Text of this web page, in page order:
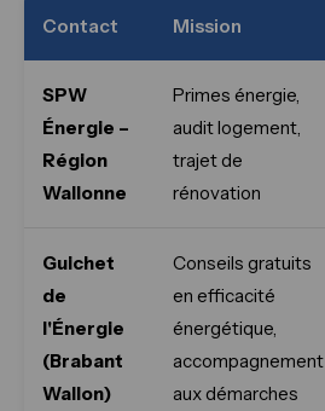
Contact Mission
SPW
Énergie –
Région
Wallonne
Primes énergie,
audit logement,
trajet de
rénovation
Guichet
de
l'Énergie
(Brabant
Wallon)
Conseils gratuits
en efficacité
énergétique,
accompagnement
aux démarches